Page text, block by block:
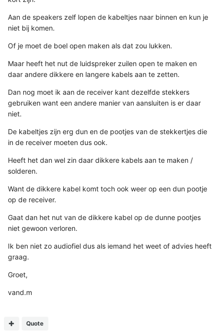
Aan de speakers zelf lopen de kabeltjes naar binnen en kun je
niet bij komen.
Of je moet de boel open maken als dat zou lukken.
Maar heeft het nut de luidspreker zuilen open te maken en
daar andere dikkere en langere kabels aan te zetten.
Dan nog moet ik aan de receiver kant dezelfde stekkers
gebruiken want een andere manier van aansluiten is er daar
niet.
De kabeltjes zijn erg dun en de pootjes van de stekkertjes die
in de receiver moeten dus ook.
Heeft het dan wel zin daar dikkere kabels aan te maken /
solderen.
Want de dikkere kabel komt toch ook weer op een dun pootje
op de receiver.
Gaat dan het nut van de dikkere kabel op de dunne pootjes
niet gewoon verloren.
Ik ben niet zo audiofiel dus als iemand het weet of advies heeft
graag.
Groet,
vand.m
Quote